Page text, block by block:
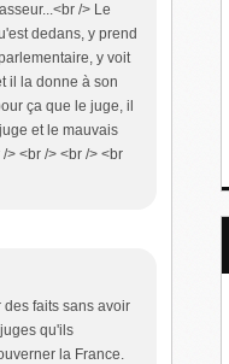
/> Le
dedans, y prend
y voit
il la donne à son
ça que le juge, il
et le mauvais
<br /> <br /> <br
faits sans avoir
qu'ils
la France.